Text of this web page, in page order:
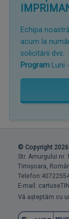
Echipa
acum la
solicitării dvs.
Program Luni
© Copyright 2026
Str. Amurgului nr.
Timișoara,
E-mail:
Vă așteptăm cu